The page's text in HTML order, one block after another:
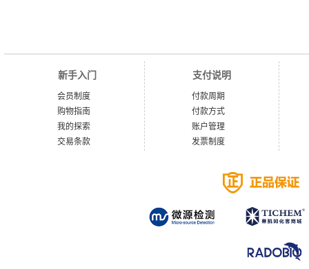
新手入门
会员制度
购物指南
我的探索
交易条款
支付说明
付款周期
付款方式
账户管理
发票制度